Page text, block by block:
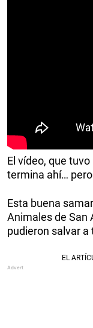
El vídeo, que
termina ahí…
Esta buena
Animales de San
pudieron salvar a